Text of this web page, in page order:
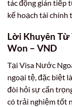
tác động gián tiếp
kế hoạch tài chính
Lời Khuyên Từ
Won – VND
Tại Visa Nước
ngoại tệ, đặc biệt
đòi hỏi sự cẩn
có trải nghiệm tốt